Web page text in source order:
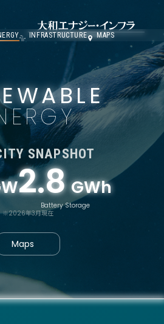
INFRASTRUCTURE MAPS
SNAPSHOT
2.8 GWh
Battery Storage
※2026年3月現在
Maps